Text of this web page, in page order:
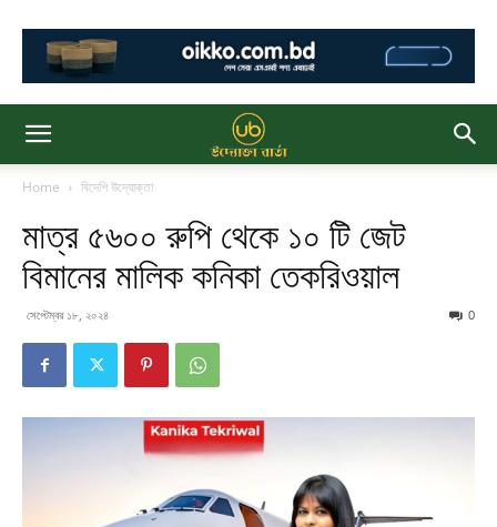
Home বিদেশি উদ্যোক্তা
মাত্র ৫৬০০ রুপি থেকে ১০ টি জেট
বিমানের মালিক কনিকা তেকরিওয়াল
সেপ্টেম্বর ১৮, ২০২৪ 0